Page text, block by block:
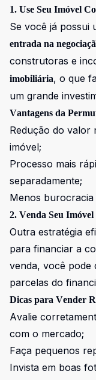
1. Use Seu Imóvel
Se você já possui
entrada na
construtoras e
imobiliária, o que
um grande
Vantagens da
Redução do valor
imóvel;
Processo mais
separadamente;
Menos
2. Venda Seu
Outra estratégia
para financiar a
venda, você pode
parcelas do
Dicas para Vender
Avalie
com o mercado;
Faça pequenos
Invista em boas